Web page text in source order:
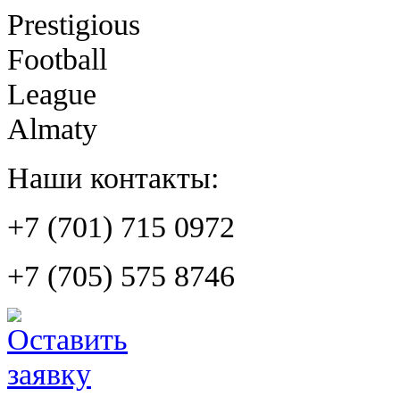
Prestigious
Football
League
Almaty
Наши контакты:
+7 (701) 715 0972
+7 (705) 575 8746